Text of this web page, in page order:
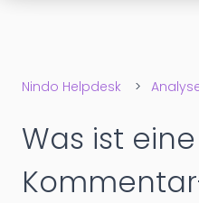
Nindo Helpdesk
Was ist eine